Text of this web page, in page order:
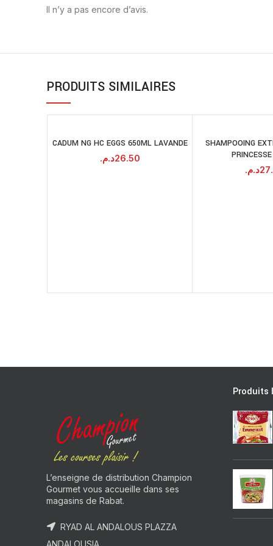
Il n’y a pas encore d’avis.
PRODUITS SIMILAIRES
AJOUTER AU
PANIER
CADUM NG HC EGGS 650ML LAVANDE
26.50د.م.
SHAMPOOING
د.م.
L’enseigne de distribution Champion
Gourmet vous accueille dans ses
magasins de Rabat.
RYAD AL ANDALOUS PLAZZA
Produits